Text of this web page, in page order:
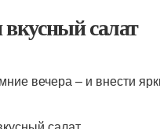
салат
вечера – и внести